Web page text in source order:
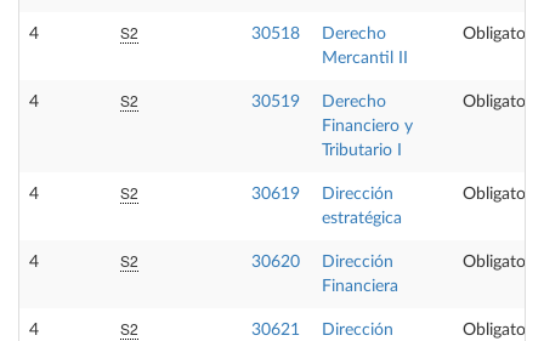
4 S2 30518
Derecho
Mercantil II
Obligatoria
4 S2 30519
Derecho
Financiero y
Tributario I
Obligatoria
4 S2 30619
Dirección
estratégica
Obligatoria
4 S2 30620
Dirección
Financiera
Obligatoria
4 S2 30621
Dirección
Obligatoria